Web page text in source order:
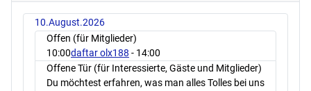
10.August.2026
Offen (für Mitglieder)
10:00daftar olx188 - 14:00
Offene Tür (für Interessierte, Gäste und Mitglieder)
Du möchtest erfahren, was man alles Tolles bei uns